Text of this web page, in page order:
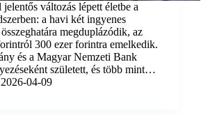
változás lépett életbe a
a havi két ingyenes
megduplázódik, az
300 ezer forintra emelkedik.
és a Magyar Nemzeti Bank
született, és több mint…
2026-04-09